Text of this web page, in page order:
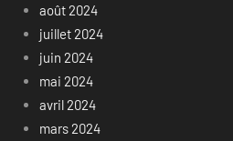
août 2024
juillet 2024
juin 2024
mai 2024
avril 2024
mars 2024